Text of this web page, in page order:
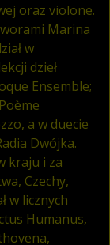
oraz violone.
Marina
w
dzieł
Ensemble;
a w duecie
Dwójka.
kraju i za
Czechy,
w licznych
Humanus,